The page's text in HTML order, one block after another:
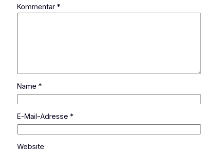
Kommentar *
Name *
E-Mail-Adresse *
Website